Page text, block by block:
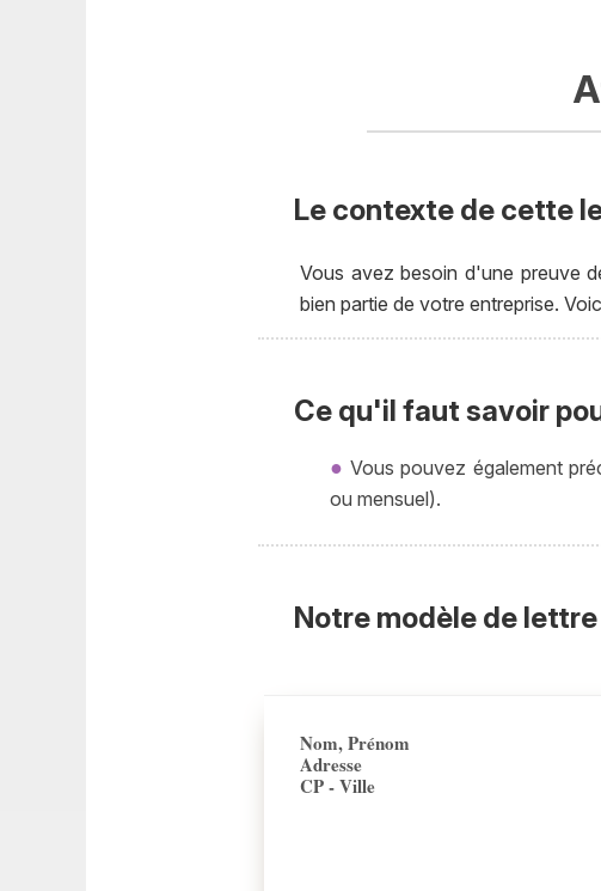
Le contexte de cette
Vous avez besoin d'une preuve
bien partie de votre entreprise.
Ce qu'il faut savoir
Vous pouvez également
ou mensuel).
Notre modèle de
Nom, Prénom
Adresse
CP - Ville